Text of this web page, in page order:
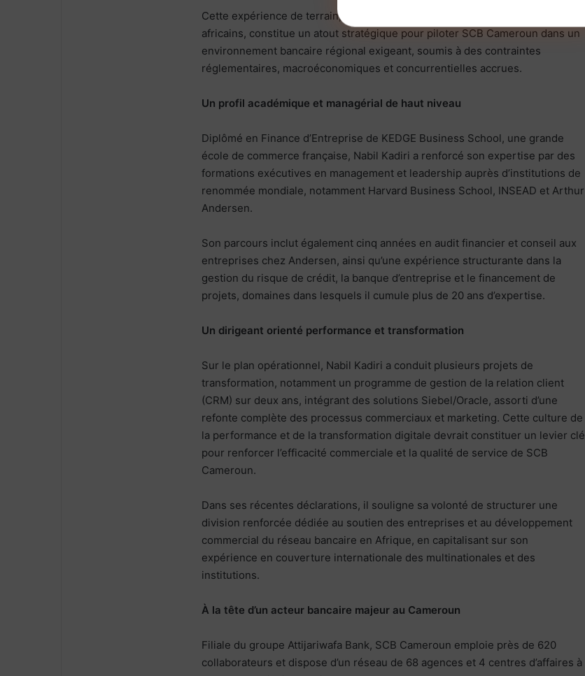
Cette expérience de terrain, conjuguée à une connaissance fine des marchés
africains, constitue un atout stratégique pour piloter SCB Cameroun dans un
environnement bancaire régional exigeant, soumis à des contraintes
réglementaires, macroéconomiques et concurrentielles accrues.
Un profil académique et managérial de haut niveau
Diplômé en Finance d’Entreprise de KEDGE Business School, une grande
école de commerce française, Nabil Kadiri a renforcé son expertise par des
formations exécutives en management et leadership auprès d’institutions de
renommée mondiale, notamment Harvard Business School, INSEAD et Arthur
Andersen.
Son parcours inclut également cinq années en audit financier et conseil aux
entreprises chez Andersen, ainsi qu’une expérience structurante dans la
gestion du risque de crédit, la banque d’entreprise et le financement de
projets, domaines dans lesquels il cumule plus de 20 ans d’expertise.
Un dirigeant orienté performance et transformation
Sur le plan opérationnel, Nabil Kadiri a conduit plusieurs projets de
transformation, notamment un programme de gestion de la relation client
(CRM) sur deux ans, intégrant des solutions Siebel/Oracle, assorti d’une
refonte complète des processus commerciaux et marketing. Cette culture de
la performance et de la transformation digitale devrait constituer un levier clé
pour renforcer l’efficacité commerciale et la qualité de service de SCB
Cameroun.
Dans ses récentes déclarations, il souligne sa volonté de structurer une
division renforcée dédiée au soutien des entreprises et au développement
commercial du réseau bancaire en Afrique, en capitalisant sur son
expérience en couverture internationale des multinationales et des
institutions.
À la tête d’un acteur bancaire majeur au Cameroun
Filiale du groupe Attijariwafa Bank, SCB Cameroun emploie près de 620
collaborateurs et dispose d’un réseau de 68 agences et 4 centres d’affaires à